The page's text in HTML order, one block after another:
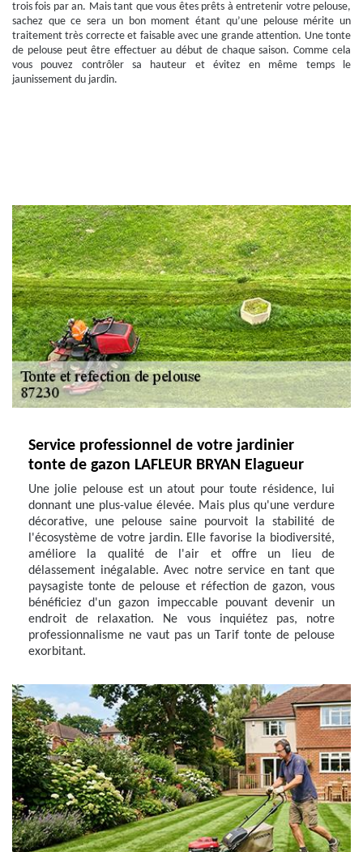
trois fois par an. Mais tant que vous êtes prêts à entretenir votre pelouse,
sachez que ce sera un bon moment étant qu’une pelouse mérite un
traitement très correcte et faisable avec une grande attention. Une tonte
de pelouse peut être effectuer au début de chaque saison. Comme cela
vous pouvez contrôler sa hauteur et évitez en même temps le
jaunissement du jardin.
Service professionnel de votre jardinier
tonte de gazon LAFLEUR BRYAN Elagueur
Une jolie pelouse est un atout pour toute résidence, lui
donnant une plus-value élevée. Mais plus qu'une verdure
décorative, une pelouse saine pourvoit la stabilité de
l'écosystème de votre jardin. Elle favorise la biodiversité,
améliore la qualité de l'air et offre un lieu de
délassement inégalable. Avec notre service en tant que
paysagiste tonte de pelouse et réfection de gazon, vous
bénéficiez d'un gazon impeccable pouvant devenir un
endroit de relaxation. Ne vous inquiétez pas, notre
professionnalisme ne vaut pas un Tarif tonte de pelouse
exorbitant.